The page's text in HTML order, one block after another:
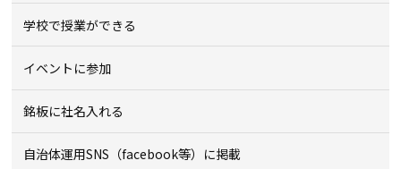
学校で授業ができる
イベントに参加
銘板に社名入れる
自治体運用SNS（facebook等）に掲載